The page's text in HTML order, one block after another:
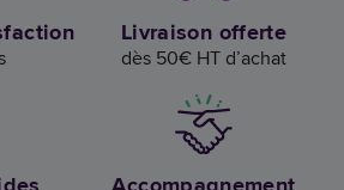
Livraison offerte
dès 50€ HT d’achat